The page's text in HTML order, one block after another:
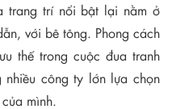
trang trí nổi bật lại nằm ở
với bê tông. Phong cách
thế trong cuộc đua tranh
công ty lớn lựa chọn
mình.